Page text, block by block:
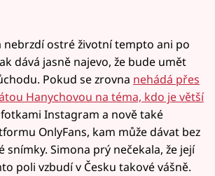
nebrzdí ostré životní tempto ani po
dává jasně najevo, že bude umět
Pokud se zrovna nehádá přes
Hanychovou na téma, kdo je větší
Instagram a nově také
OnlyFans, kam může dávat bez
snímky. Simona prý nečekala, že její
poli vzbudí v Česku takové vášně.